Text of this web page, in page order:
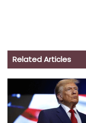
Related Articles